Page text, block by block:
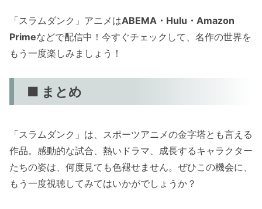
「スラムダンク」アニメはABEMA・Hulu・Amazon
Primeなどで配信中！今すぐチェックして、名作の世界を
もう一度楽しみましょう！
■ まとめ
「スラムダンク」は、スポーツアニメの金字塔とも言える
作品。感動的な試合、熱いドラマ、成長するキャラクター
たちの姿は、何度見ても色褪せません。ぜひこの機会に、
もう一度視聴してみてはいかがでしょうか？